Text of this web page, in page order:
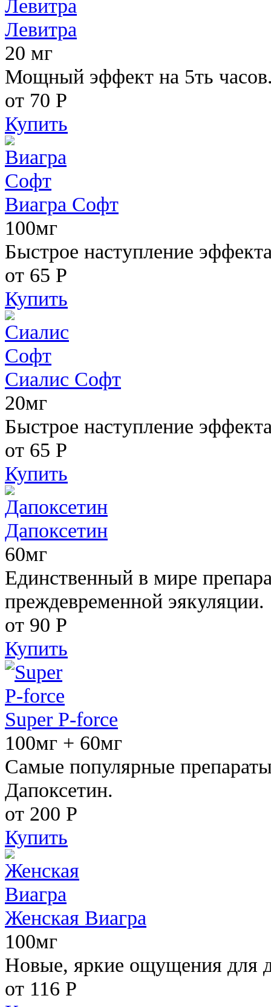
Левитра
20 мг
Мощный эффект на 5ть
от 70 Р
Купить
Виагра Софт
100мг
Быстрое наступление
от 65 Р
Купить
Сиалис Софт
20мг
Быстрое наступление
от 65 Р
Купить
Дапоксетин
60мг
Единственный в мире
преждевременной эякуляции.
от 90 Р
Купить
Super P-force
100мг + 60мг
Самые популярные
Дапоксетин.
от 200 Р
Купить
Женская Виагра
100мг
Новые, яркие ощущения для
от 116 Р